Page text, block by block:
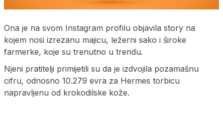
Ona je na svom Instagram profilu objavila story na
kojem nosi izrezanu majicu, ležerni sako i široke
farmerke, koje su trenutno u trendu.
Njeni pratitelji primijetili su da je izdvojila pozamašnu
cifru, odnosno 10.279 evra za Hermes torbicu
napravljenu od krokodilske kože.